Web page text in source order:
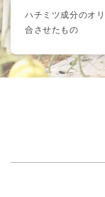
ハチミツ成分のオ
合させたもの